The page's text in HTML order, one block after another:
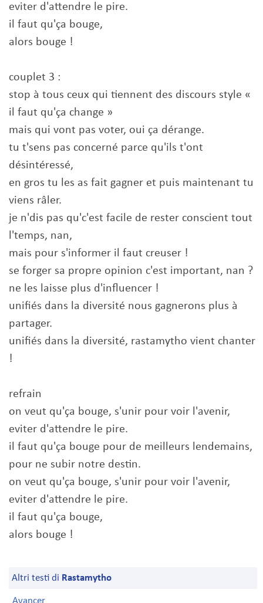
eviter d'attendre le pire.
il faut qu'ça bouge,
alors bouge !
couplet 3 :
stop à tous ceux qui tiennent des discours style «
il faut qu'ça change »
mais qui vont pas voter, oui ça dérange.
tu t'sens pas concerné parce qu'ils t'ont
désintéressé,
en gros tu les as fait gagner et puis maintenant tu
viens râler.
je n'dis pas qu'c'est facile de rester conscient tout
l'temps, nan,
mais pour s'informer il faut creuser !
se forger sa propre opinion c'est important, nan ?
ne les laisse plus d'influencer !
unifiés dans la diversité nous gagnerons plus à
partager.
unifiés dans la diversité, rastamytho vient chanter
!
refrain
on veut qu'ça bouge, s'unir pour voir l'avenir,
eviter d'attendre le pire.
il faut qu'ça bouge pour de meilleurs lendemains,
pour ne subir notre destin.
on veut qu'ça bouge, s'unir pour voir l'avenir,
eviter d'attendre le pire.
il faut qu'ça bouge,
alors bouge !
Altri testi di Rastamytho
Avancer